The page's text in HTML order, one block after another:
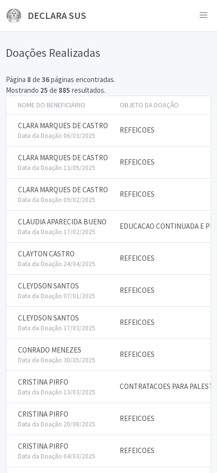
DECLARA SUS
Doações Realizadas
Página 8 de 36páginas encontradas.
Mostrando 25 de 885 resultados.
NOME DO BENEFICIÁRIO OBJETO DA DOAÇÃO
CLARA MARQUES DE CASTRO
Data da Doação 06/03/2025
REFEICOES
CLARA MARQUES DE CASTRO
Data da Doação 13/05/2025
REFEICOES
CLARA MARQUES DE CASTRO
Data da Doação 09/02/2025
REFEICOES
CLAUDIA APARECIDA BUENO
Data da Doação 17/02/2025
EDUCACAO CONTINUADA E
CLAYTON CASTRO
Data da Doação 24/04/2025
REFEICOES
CLEYDSON SANTOS
Data da Doação 07/01/2025
REFEICOES
CLEYDSON SANTOS
Data da Doação 17/03/2025
REFEICOES
CONRADO MENEZES
Data da Doação 30/05/2025
REFEICOES
CRISTINA PIRFO
Data da Doação 13/03/2025
CONTRATACOES PARA
CRISTINA PIRFO
Data da Doação 20/08/2025
REFEICOES
CRISTINA PIRFO
Data da Doação 04/03/2025
REFEICOES